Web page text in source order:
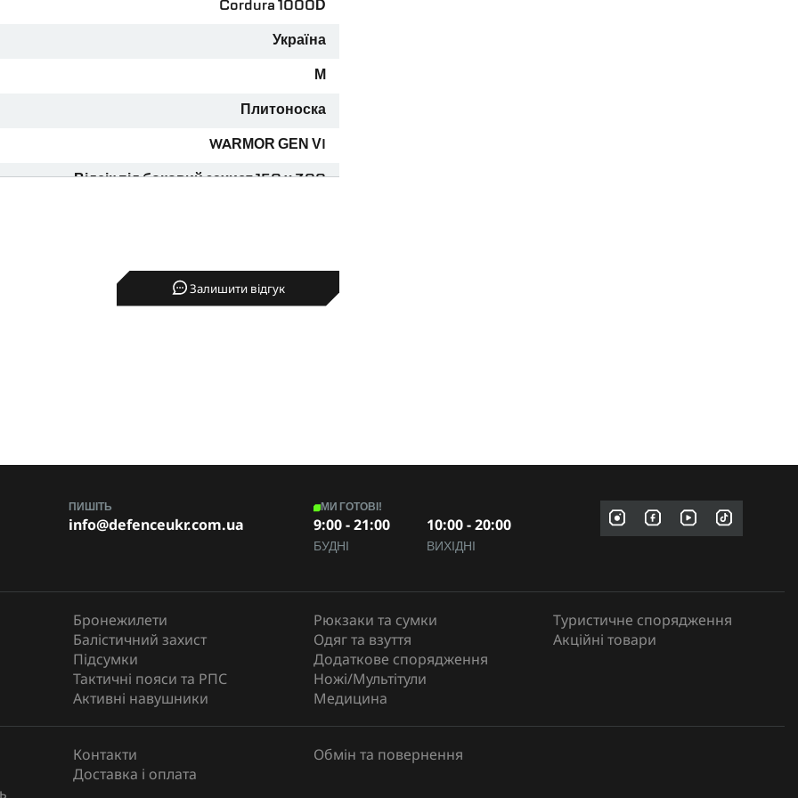
зигзагоподібною строчкою
стропи та паракорд
Cordura 1000D
Україна
М
Плитоноска
WARMOR GEN VI
Відсік під боковий захист 150 х 300
M.O.L.L.E.
1,3 кг
Cordura 1000 (надміцна тканина, стійка до
стирання (понад 50 000 циклів), не горить, не
видно в ПНВ, вологостійка)
250 х 300
SPECPROM
Залишити відгук
ПИШІТЬ
info@defenceukr.com.ua
МИ ГОТОВІ!
9:00 - 21:00
БУДНІ
10:00 - 20:00
ВИХІДНІ
Бронежилети
Балістичний захист
Підсумки
Тактичні пояси та РПС
Активні навушники
Рюкзаки та сумки
Одяг та взуття
Додаткове спорядження
Ножі/Мультітули
Медицина
Туристичне спорядження
Акційні товари
Контакти
Доставка і оплата
Обмін та повернення